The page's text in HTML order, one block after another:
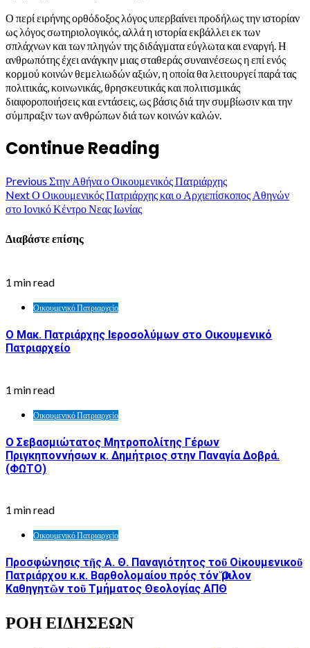
Ο περί ειρήνης ορθόδοξος λόγος υπερβαίνει προδήλως την ιστορίαν
ως λόγος σωτηριολογικός, αλλά η ιστορία εκβάλλει εκ των
σπλάχνων και των πληγών της διδάγματα εύγλωτα και εναργή. Η
ανθρωπότης έχει ανάγκην μιας σταθεράς συναινέσεως η επί ενός
κορμού κοινών θεμελιωδών αξιών, η οποία θα λειτουργεί παρά τας
πολιτικάς, κοινωνικάς, θρησκευτικάς και πολιτισμικάς
διαφοροποιήσεις και εντάσεις, ως βάσις διά την συμβίωσιν και την
σύμπραξιν των ανθρώπων διά των κοινών καλών.
Continue Reading
Previous Στην Αθήνα ο Οικουμενικός Πατριάρχης
NextΟ Οικουμενικός Πατριάρχης και ο Αρχιεπίσκοπος Αθηνών
στο Ιονικό Κέντρο Νεας Ιωνίας
Διαβάστε επίσης
1 min read
Οικουμενικό Πατριαρχείο
Ο Μακ. Πατριάρχης Ιεροσολύμων στο Οικουμενικό
Πατριαρχείο
1 min read
Οικουμενικό Πατριαρχείο
Ο Σεβασμιώτατος Μητροπολίτης Γέρων
Πριγκηποννήσων κ. Δημήτριος στην Παναγία Δοβρά.
(ΦΩΤΟ)
1 min read
Οικουμενικό Πατριαρχείο
Προσφώνησις τῆς Α. Θ. Παναγιότητος τοῦ Οἰκουμενικοῦ
Πατριάρχου κ.κ. Βαρθολομαίου πρός τόν Ὅμιλον
Καθηγητῶν τοῦ Τμήματος Θεολογίας ΑΠΘ
ΡΟΗ ΕΙΔΗΣΕΩΝ